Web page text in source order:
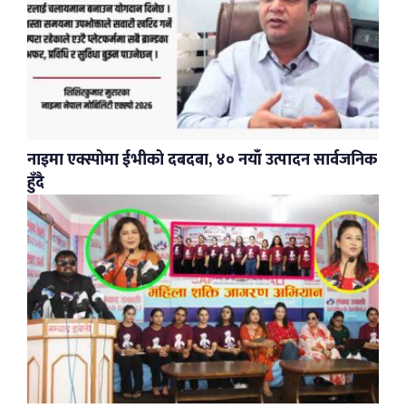
नाइमा एक्स्पोमा ईभीको दबदबा, ४० नयाँ उत्पादन सार्वजनिक
हुँदै